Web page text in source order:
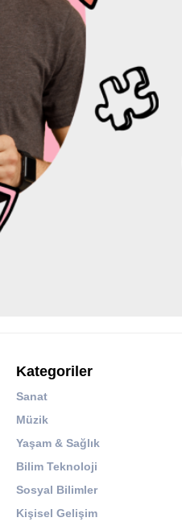
Kategoriler
Sanat
Müzik
Yaşam & Sağlık
Bilim Teknoloji
Sosyal Bilimler
Kişisel Gelişim